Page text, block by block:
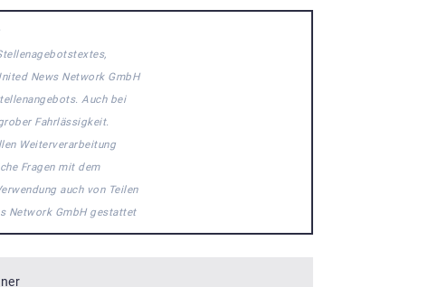
News Network GmbH
Auch bei
Fahrlässigkeit.
Weiterverarbeitung
Fragen mit dem
auch von Teilen
Network GmbH gestattet